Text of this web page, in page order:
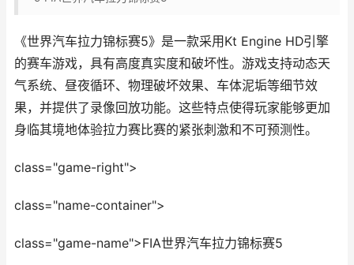
《世界汽车拉力锦标赛5》是一款采用Kt Engine HD引擎
的赛车游戏，具有高度真实度和破坏性。游戏支持动态天
气系统、昼夜循环、物理破坏效果、车体泥垢等细节效
果，并提供了录像回放功能。这些特点使得玩家能够更加
身临其境地体验拉力赛比赛的紧张刺激和不可预测性。
class="game-right">
class="name-container">
class="game-name">FIA世界汽车拉力锦标赛5